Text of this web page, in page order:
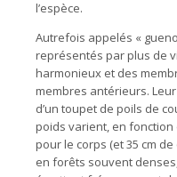
l’espèce.
Autrefois appelés «
représentés par plus de
harmonieux et des
membres antérieurs.
d’un toupet de poils de
poids varient, en fonction
pour le corps (et 35 cm
en forêts souvent